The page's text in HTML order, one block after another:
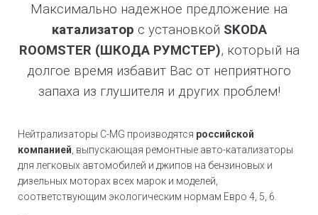
Максимально надежное предложение на
катализатор с установкой SKODA
ROOMSTER (ШКОДА РУМСТЕР), который на
долгое время избавит Вас от неприятного
запаха из глушителя и других проблем!
Нейтрализаторы C-MG производятся российской
компанией , выпускающая ремонтные авто-катализаторы
для легковых автомобилей и джипов на бензиновых и
дизельных моторах всех марок и моделей,
соответствующим экологическим нормам Евро 4, 5, 6.